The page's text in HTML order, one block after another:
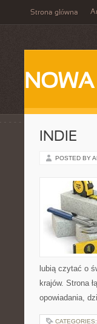
Strona główna
INDIE
POSTED BY
lubią czytać o
krajów. Strona
opowiadania,
CATEGORIES: